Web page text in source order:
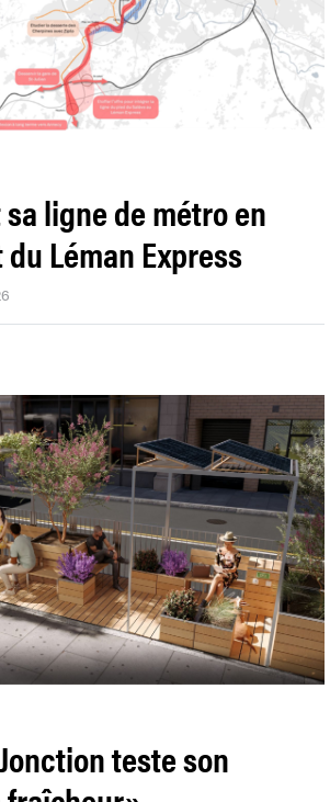
ligne de métro en
Léman Express
teste son